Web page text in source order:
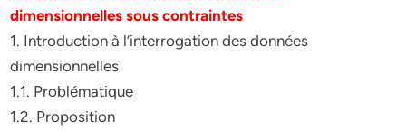
dimensionnelles sous contraintes
1. Introduction à l’interrogation des données
dimensionnelles
1.1. Problématique
1.2. Proposition